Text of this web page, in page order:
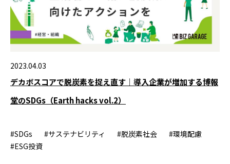
2023.04.03
デカボスコアで脱炭素を捉え直す｜導入企業が増加する博報
堂のSDGs（Earth hacks vol.2）
#SDGs #サステナビリティ #脱炭素社会
#環境配慮
#ESG投資